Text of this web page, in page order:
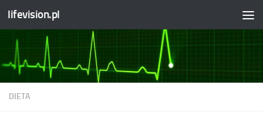
Skip to content
lifevision.pl
DIETA